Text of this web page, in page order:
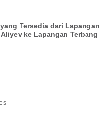
Tersedia dari Lapangan
ke Lapangan Terbang